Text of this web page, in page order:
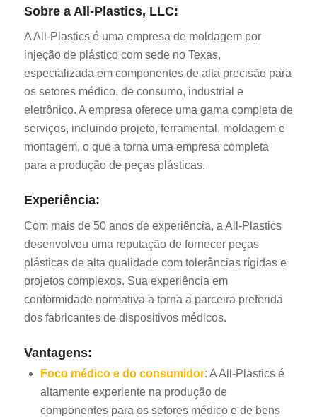
Sobre a All-Plastics, LLC:
A All-Plastics é uma empresa de moldagem por
injeção de plástico com sede no Texas,
especializada em componentes de alta precisão para
os setores médico, de consumo, industrial e
eletrônico. A empresa oferece uma gama completa de
serviços, incluindo projeto, ferramental, moldagem e
montagem, o que a torna uma empresa completa
para a produção de peças plásticas.
Experiência:
Com mais de 50 anos de experiência, a All-Plastics
desenvolveu uma reputação de fornecer peças
plásticas de alta qualidade com tolerâncias rígidas e
projetos complexos. Sua experiência em
conformidade normativa a torna a parceira preferida
dos fabricantes de dispositivos médicos.
Vantagens:
Foco médico e do consumidor: A All-Plastics é
altamente experiente na produção de
componentes para os setores médico e de bens